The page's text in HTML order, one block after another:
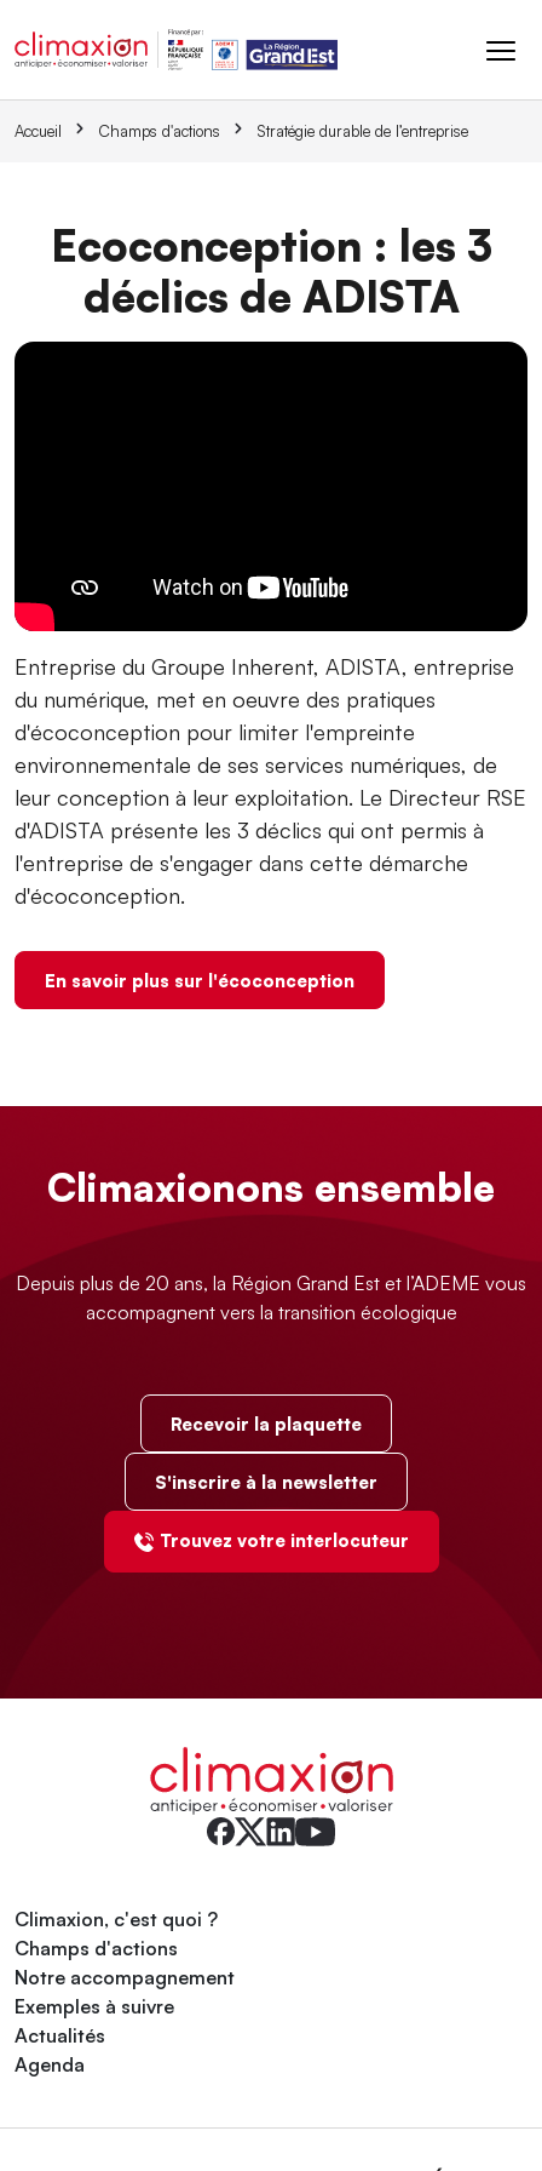
Accueil Champs d'actions Stratégie durable de l’entreprise
Ecoconception : les 3
déclics de ADISTA
Entreprise du Groupe Inherent, ADISTA, entreprise
du numérique, met en oeuvre des pratiques
d'écoconception pour limiter l'empreinte
environnementale de ses services numériques, de
leur conception à leur exploitation. Le Directeur RSE
d'ADISTA présente les 3 déclics qui ont permis à
l'entreprise de s'engager dans cette démarche
d'écoconception.
En savoir plus sur l'écoconception
Climaxionons ensemble
Depuis plus de 20 ans, la Région Grand Est et l’ADEME vous
accompagnent vers la transition écologique
Recevoir la plaquette
S'inscrire à la newsletter
Trouvez votre interlocuteur
Climaxion, c'est quoi ?
Champs d'actions
Notre accompagnement
Exemples à suivre
Actualités
Agenda